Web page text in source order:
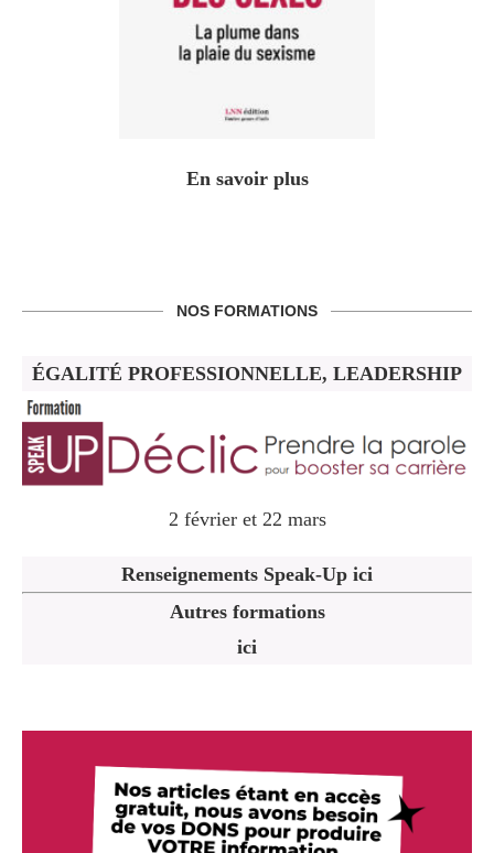
En savoir plus
NOS FORMATIONS
ÉGALITÉ PROFESSIONNELLE, LEADERSHIP
2 février et 22 mars
Renseignements Speak-Up ici
Autres formations
ici